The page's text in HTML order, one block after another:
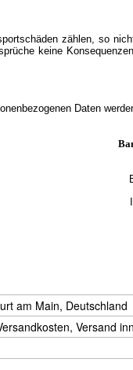
zählen, so
keine
Daten
am Main, Deutschland
Versand